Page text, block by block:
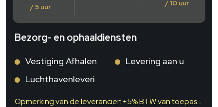
/ 5 uur
/ 10 uur
Bezorg- en ophaaldiensten
Vestiging Afhalen
Levering aan u
Luchthavenlevering
Opmerking van de leverancier: +5% BTW van toepassing